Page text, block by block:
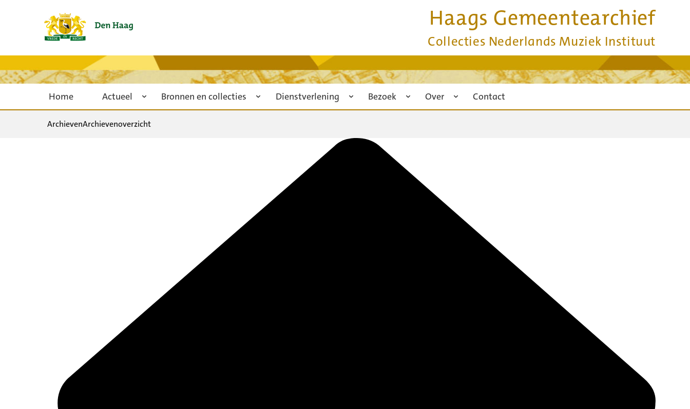
Haags Gemeentearchief
Collecties Nederlands Muziek Instituut
Home Actueel Bronnen en collecties Dienstverlening Bezoek Over Contact
ArchievenArchievenoverzicht